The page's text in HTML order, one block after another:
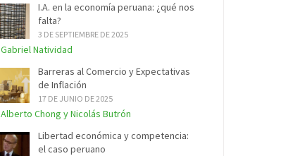
I.A. en la economía peruana: ¿qué nos
falta?
3 DE SEPTIEMBRE DE 2025
Gabriel Natividad
Barreras al Comercio y Expectativas
de Inflación
17 DE JUNIO DE 2025
Alberto Chong y Nicolás Butrón
Libertad económica y competencia:
el caso peruano